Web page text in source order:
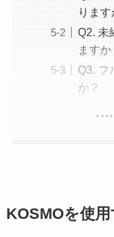
ります
Q2. 未
ますか
Q3. フ
か？
KOSMOを使